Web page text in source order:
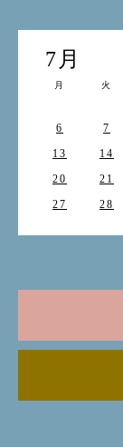
7月
月 火
6
7
13
14
20
21
27
28